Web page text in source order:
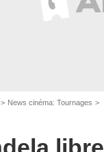
News cinéma: Tournages